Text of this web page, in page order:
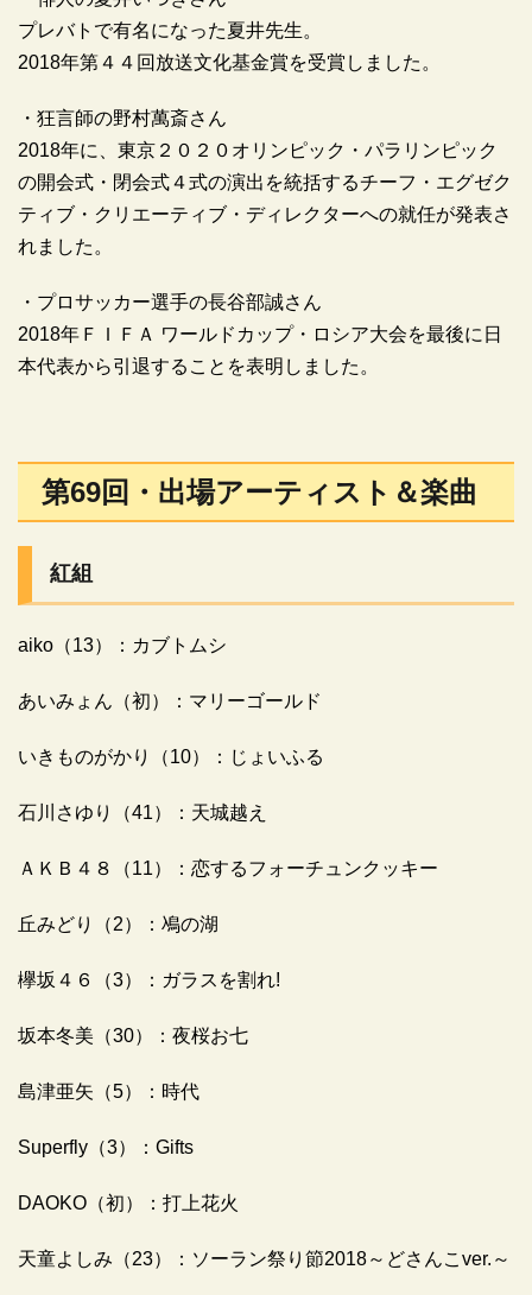
プレバトで有名になった夏井先生。
2018年第４４回放送文化基金賞を受賞しました。
・狂言師の野村萬斎さん
2018年に、東京２０２０オリンピック・パラリンピック
の開会式・閉会式４式の演出を統括するチーフ・エグゼク
ティブ・クリエーティブ・ディレクターへの就任が発表さ
れました。
・プロサッカー選手の長谷部誠さん
2018年ＦＩＦＡ ワールドカップ・ロシア大会を最後に日
本代表から引退することを表明しました。
第69回・出場アーティスト＆楽曲
紅組
aiko（13）：カブトムシ
あいみょん（初）：マリーゴールド
いきものがかり（10）：じょいふる
石川さゆり（41）：天城越え
ＡＫＢ４８（11）：恋するフォーチュンクッキー
丘みどり（2）：鳰の湖
欅坂４６（3）：ガラスを割れ!
坂本冬美（30）：夜桜お七
島津亜矢（5）：時代
Superfly（3）：Gifts
DAOKO（初）：打上花火
天童よしみ（23）：ソーラン祭り節2018～どさんこver.～